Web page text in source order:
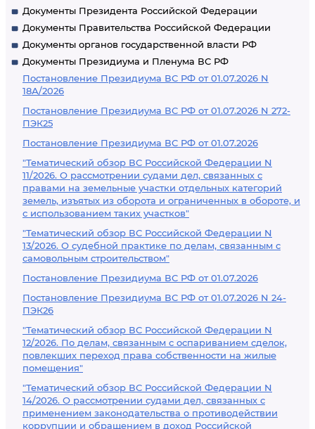
Документы Президента Российской Федерации
Документы Правительства Российской Федерации
Документы органов государственной власти РФ
Документы Президиума и Пленума ВС РФ
Постановление Президиума ВС РФ от 01.07.2026 N
18А/2026
Постановление Президиума ВС РФ от 01.07.2026 N 272-
ПЭК25
Постановление Президиума ВС РФ от 01.07.2026
"Тематический обзор ВС Российской Федерации N
11/2026. О рассмотрении судами дел, связанных с
правами на земельные участки отдельных категорий
земель, изъятых из оборота и ограниченных в обороте, и
с использованием таких участков"
"Тематический обзор ВС Российской Федерации N
13/2026. О судебной практике по делам, связанным с
самовольным строительством"
Постановление Президиума ВС РФ от 01.07.2026
Постановление Президиума ВС РФ от 01.07.2026 N 24-
ПЭК26
"Тематический обзор ВС Российской Федерации N
12/2026. По делам, связанным с оспариванием сделок,
повлекших переход права собственности на жилые
помещения"
"Тематический обзор ВС Российской Федерации N
14/2026. О рассмотрении судами дел, связанных с
применением законодательства о противодействии
коррупции и обращением в доход Российской